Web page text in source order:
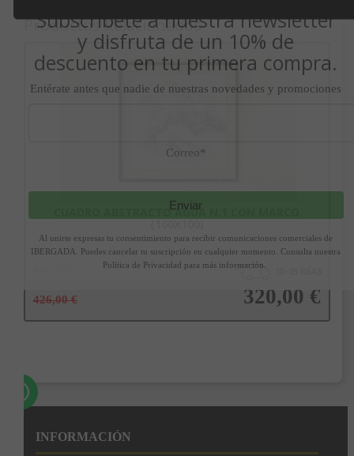
Productos Relacionados
CUADRO ABSTRACTO AGUA N.1 CON MARCO
(100X100)
426,00 € 320,00 €
Subscríbete a nuestra newsletter
y disfruta de un 10% de
descuento en tu primera compra.
Entérate antes que nadie de nuestras novedades y promociones
Correo*
Enviar
Al unirte expresas tu consentimiento para recibir comunicaciones comerciales de
IBERGADA. Puedes cancelar tu suscripción en cualquier momento. Consulta nuestra
Política de Privacidad para más información.
INFORMACIÓN